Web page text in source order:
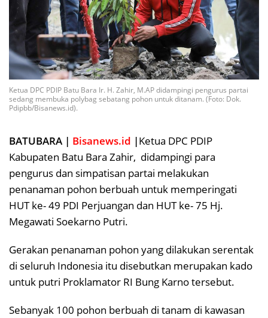
Ketua DPC PDIP Batu Bara Ir. H. Zahir, M.AP didampingi pengurus partai
sedang membuka polybag sebatang pohon untuk ditanam. (Foto: Dok.
Pdipbb/Bisanews.id).
BATUBARA | Bisanews.id |Ketua DPC PDIP
Kabupaten Batu Bara Zahir, didampingi para
pengurus dan simpatisan partai melakukan
penanaman pohon berbuah untuk memperingati
HUT ke- 49 PDI Perjuangan dan HUT ke- 75 Hj.
Megawati Soekarno Putri.
Gerakan penanaman pohon yang dilakukan serentak
di seluruh Indonesia itu disebutkan merupakan kado
untuk putri Proklamator RI Bung Karno tersebut.
Sebanyak 100 pohon berbuah di tanam di kawasan